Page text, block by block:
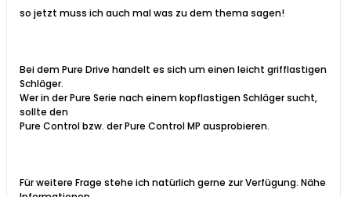
so jetzt muss ich auch mal was zu dem thema sagen!
Bei dem Pure Drive handelt es sich um einen leicht grifflastigen
Schläger.
Wer in der Pure Serie nach einem kopflastigen Schläger sucht,
sollte den
Pure Control bzw. der Pure Control MP ausprobieren.
Für weitere Frage stehe ich natürlich gerne zur Verfügung. Nähe